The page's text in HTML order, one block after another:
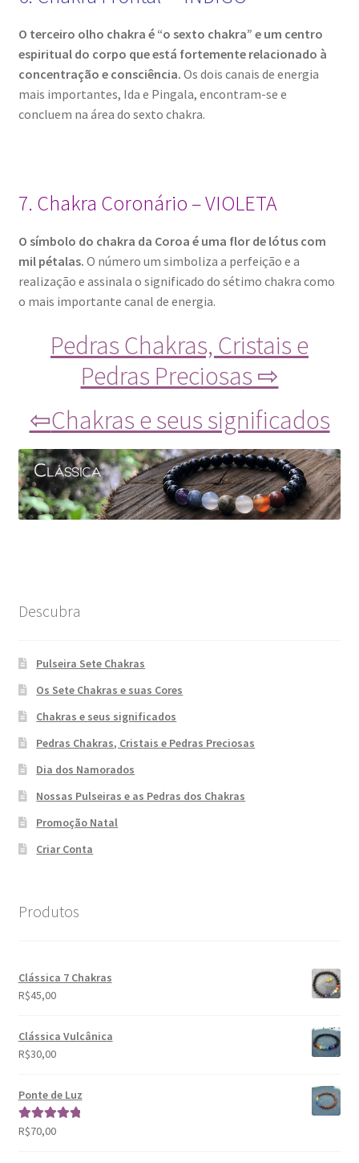
O terceiro olho chakra é “o sexto chakra” e um centro
espiritual do corpo que está fortemente relacionado à
concentração e consciência. Os dois canais de energia
mais importantes, Ida e Pingala, encontram-se e
concluem na área do sexto chakra.
7. Chakra Coronário – VIOLETA
O símbolo do chakra da Coroa é uma flor de lótus com
mil pétalas. O número um simboliza a perfeição e a
realização e assinala o significado do sétimo chakra como
o mais importante canal de energia.
Pedras Chakras, Cristais e
Pedras Preciosas ⇨
⇦Chakras e seus significados
Descubra
Pulseira Sete Chakras
Os Sete Chakras e suas Cores
Chakras e seus significados
Pedras Chakras, Cristais e Pedras Preciosas
Dia dos Namorados
Nossas Pulseiras e as Pedras dos Chakras
Promoção Natal
Criar Conta
Produtos
Clássica 7 Chakras
R$45,00
Clássica Vulcânica
R$30,00
Ponte de Luz
Avaliação
R$70,00